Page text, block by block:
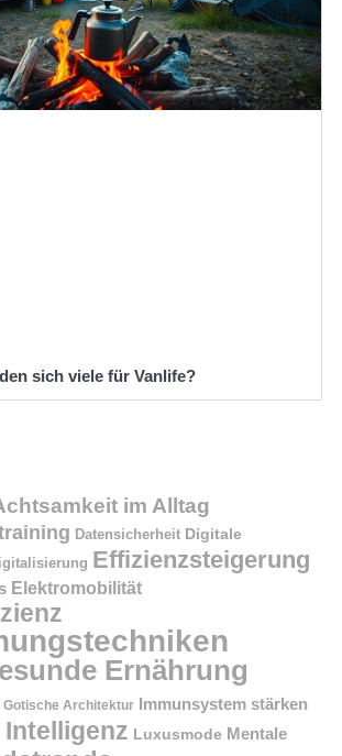
sich viele für Vanlife?
im Alltag
Datensicherheit Digitale
Effizienzsteigerung
Elektromobilität
Ernährung
Gotische Architektur Immunsystem stärken
Luxusmode Mentale